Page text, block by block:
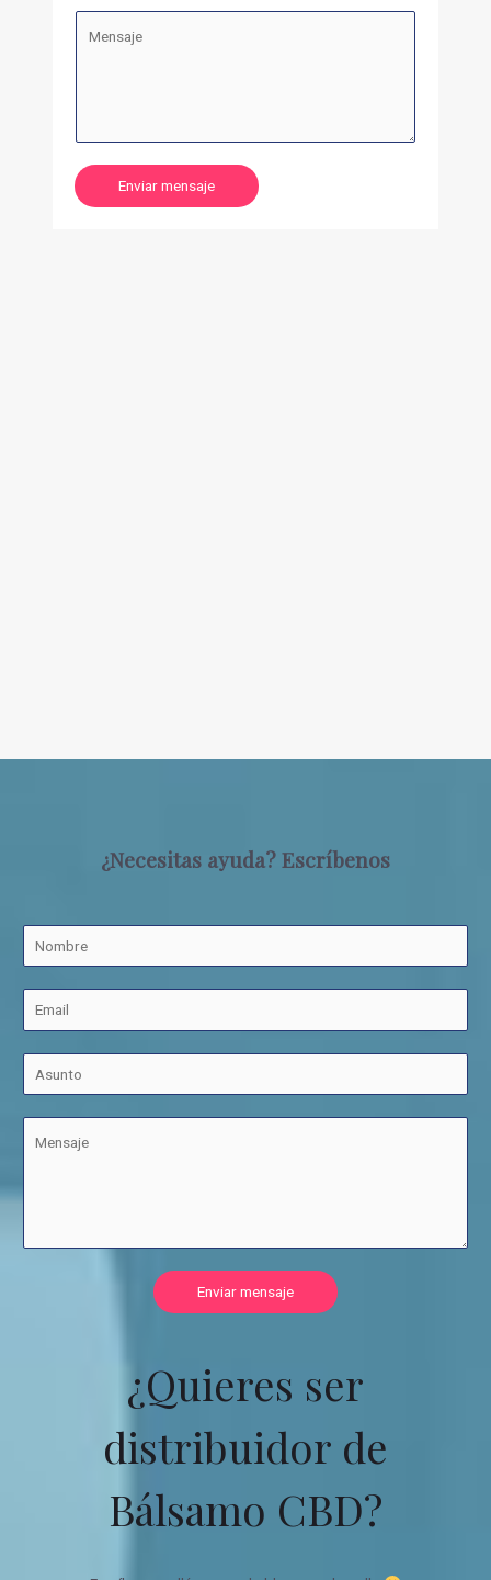
Enviar mensaje
¿Necesitas ayuda? Escríbenos
Enviar mensaje
¿Quieres ser
distribuidor de
Bálsamo CBD?